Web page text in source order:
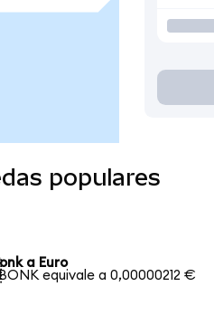
populares
a Euro
BONK equivale a 0,00000212 €